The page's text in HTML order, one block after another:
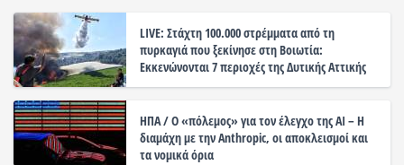
LIVE: Στάχτη 100.000 στρέμματα από τη
πυρκαγιά που ξεκίνησε στη Βοιωτία:
Εκκενώνονται 7 περιοχές της Δυτικής Αττικής
ΗΠΑ / Ο «πόλεμος» για τον έλεγχο της ΑΙ – Η
διαμάχη με την Anthropic, οι αποκλεισμοί και
τα νομικά όρια